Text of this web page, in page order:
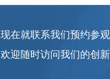
现在就联系我们预约参观
欢迎随时访问我们的创